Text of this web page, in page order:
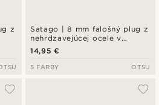
z
Satago | 8 mm falošný plug z
nehrdzavejúcej ocele v
čiernej a zelenej farbe
14,95 €
5 FARBY OTSU